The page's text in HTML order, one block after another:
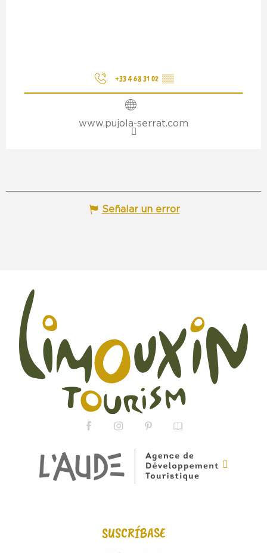
+33 4 68 31 02 ▒▒
www.pujola-serrat.com
Señalar un error
SUSCRÍBASE